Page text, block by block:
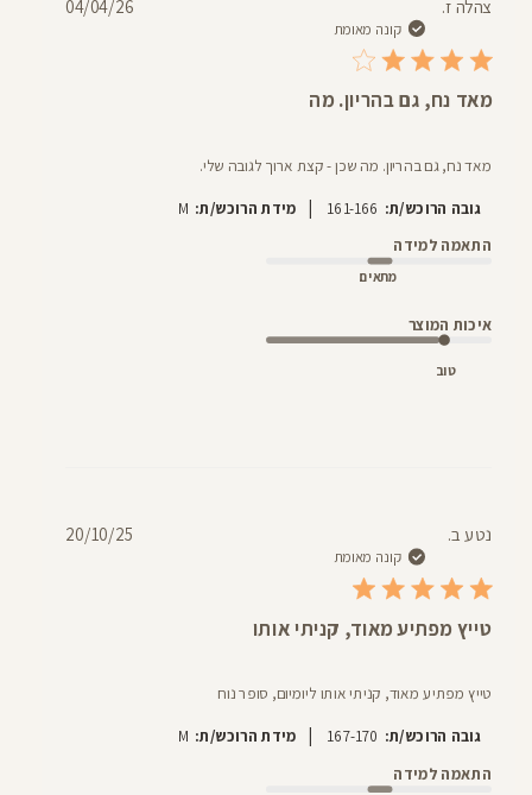
צהלה ז.
קונה מאומת
מאד נח, גם בהריון. מה
מאד נח, גם בהריון. מה שכן - קצת ארוך לגובה שלי.
גובה הרוכש/ת: 161-166
| מידת הרוכש/ת: M
התאמה למידה
מתאים
איכות המוצר
טוב
תאריך04/04/26
נטע ב.
קונה מאומת
טייץ מפתיע מאוד, קניתי אותו
טייץ מפתיע מאוד, קניתי אותו ליומיום, סופר נוח
גובה הרוכש/ת: 167-170 מידת הרוכש/ת: M
התאמה למידה
20/10/25